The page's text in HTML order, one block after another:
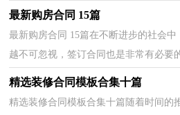
候需要注意什么问题呢？下面是小编为
最新购房合同 15篇
最新购房合同 15篇在不断进步的社会
越不可忽视，签订合同也是非常有必要
精选装修合同模板合集十篇
精选装修合同模板合集十篇随着时间的